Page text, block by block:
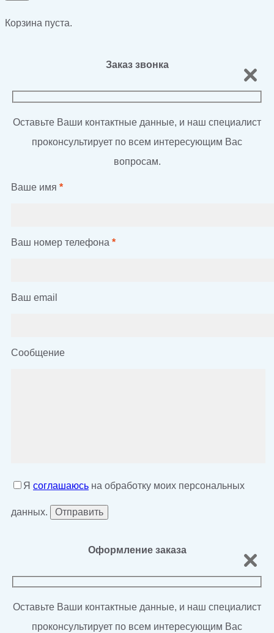
Корзина пуста.
Заказ звонка
Оставьте Ваши контактные данные, и наш специалист
проконсультирует по всем интересующим Вас
вопросам.
Ваше имя *
Ваш номер телефона *
Ваш email
Сообщение
Я соглашаюсь на обработку моих персональных
данных.
Оформление заказа
Оставьте Ваши контактные данные, и наш специалист
проконсультирует по всем интересующим Вас